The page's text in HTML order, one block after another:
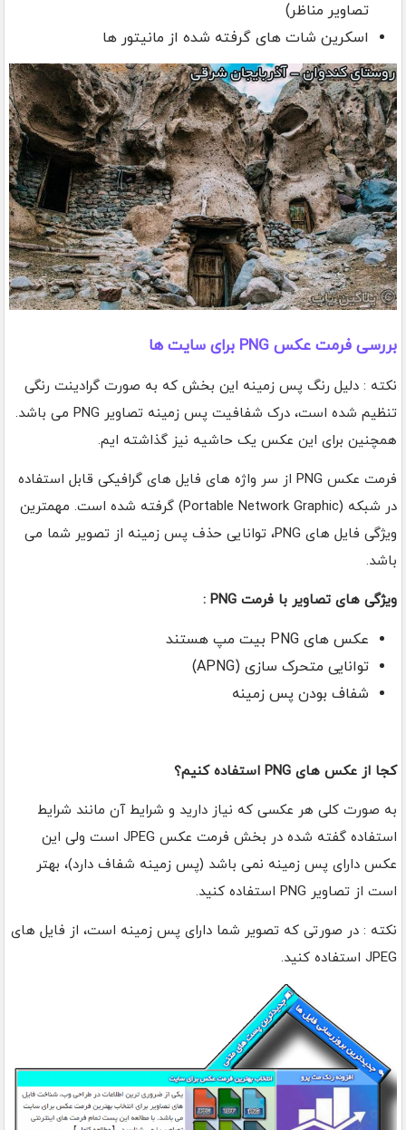
تصاویر مناظر)
اسکرین شات های گرفته شده از مانیتور ها
بررسی فرمت عکس PNG برای سایت ها
نکته : دلیل رنگ پس زمینه این بخش که به صورت گرادینت رنگی
تنظیم شده است، درک شفافیت پس زمینه تصاویر PNG می باشد.
همچنین برای این عکس یک حاشیه نیز گذاشته ایم.
فرمت عکس PNG از سر واژه های فایل های گرافیکی قابل استفاده
در شبکه (Portable Network Graphic) گرفته شده است. مهمترین
ویژگی فایل های PNG، توانایی حذف پس زمینه از تصویر شما می
باشد.
ویژگی های تصاویر با فرمت PNG :
عکس های PNG بیت مپ هستند
توانایی متحرک سازی (APNG)
شفاف بودن پس زمینه
کجا از عکس های PNG استفاده کنیم؟
به صورت کلی هر عکسی که نیاز دارید و شرایط آن مانند شرایط
استفاده گفته شده در بخش فرمت عکس JPEG است ولی این
عکس دارای پس زمینه نمی باشد (پس زمینه شفاف دارد)، بهتر
است از تصاویر PNG استفاده کنید.
نکته : در صورتی که تصویر شما دارای پس زمینه است، از فایل های
JPEG استفاده کنید.